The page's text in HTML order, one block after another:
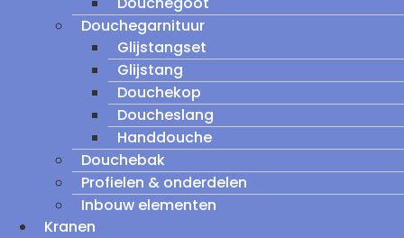
Douchegarnituur
Glijstangset
Glijstang
Douchekop
Doucheslang
Handdouche
Douchebak
Profielen & onderdelen
Inbouw elementen
Kranen